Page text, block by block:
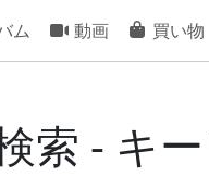
ム 動画 買い物
索 - キ